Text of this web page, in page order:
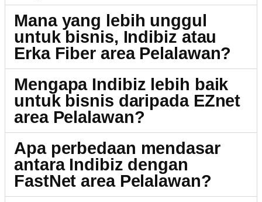
Mana yang lebih unggul
untuk bisnis, Indibiz atau
Erka Fiber area Pelalawan?
Mengapa Indibiz lebih baik
untuk bisnis daripada EZnet
area Pelalawan?
Apa perbedaan mendasar
antara Indibiz dengan
FastNet area Pelalawan?